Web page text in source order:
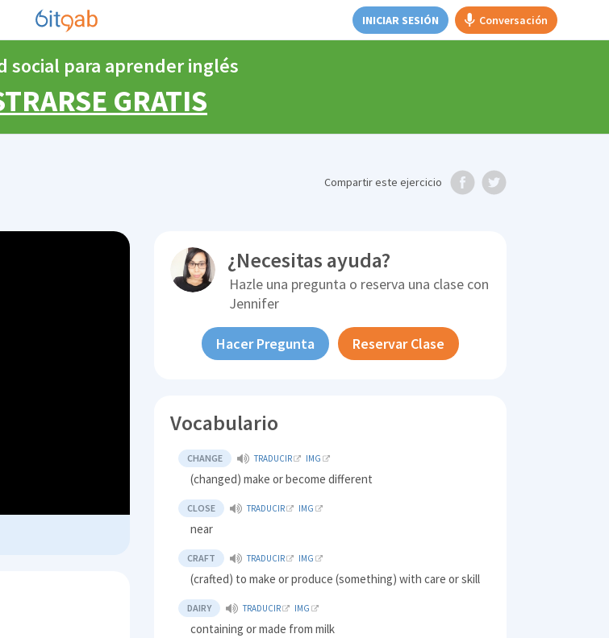
INICIAR SESIÓN Conversación
social para aprender inglés
GRATIS
Compartireste ejercicio
¿Necesitas ayuda?
Hazle una pregunta o reserva una clase con
Jennifer
Hacer Pregunta Reservar Clase
Vocabulario
CHANGE TRADUCIR IMG
(changed) make or become different
CLOSE TRADUCIR IMG
near
CRAFT TRADUCIR IMG
(crafted) to make or produce (something) with care or skill
DAIRY TRADUCIR IMG
containing or made from milk